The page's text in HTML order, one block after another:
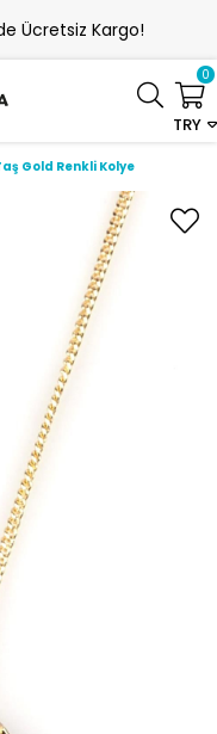
Ücretsiz Kargo!
TRY
0
Gold Renkli Kolye